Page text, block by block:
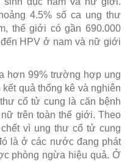
4.5% số ca ung thư
thế giới có gần 690.000
HPV ở nam và nữ giới
hơn 99% trường hợp ung
quả thống kê và nghiên
cổ tử cung là căn bệnh
trên toàn thế giới. Theo
vì ung thư cổ tử cung
là ở các nước đang phát
phòng ngừa hiệu quả. Ở